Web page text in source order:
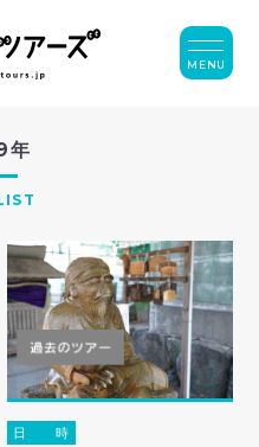
年
日 時
MENU